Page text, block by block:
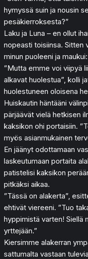
hymyssä suin ja nousin
pesäkierroksesta?”
Laku ja Luna – en ollut
nopeasti toisiinsa. Sitten
minun puoleeni ja
”Mutta emme voi viipyä
alkavat huolestua”, kolli
huolestuneen oloisena
Huiskautin häntääni
pärjäävät vielä hetkisen
kaksikon ohi portaisiin.
myös asianmukainen
En jäänyt odottamaan
laskeutumaan portaita
patistelisi kaksikon
pitkäksi aikaa.
”Tässä on alakerta”,
ehtivät viereeni. ”Tuo
hyppimistä varten! Siellä
yrttejään.”
Kiersimme alakerran
sattumalta vastaan